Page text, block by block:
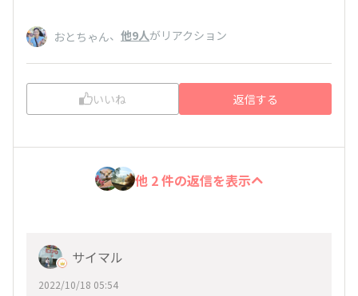
おとちゃん、 他9人がリアクション
いいね 返信する
他 2 件の返信を表示
サイマル
2022/10/18 05:54